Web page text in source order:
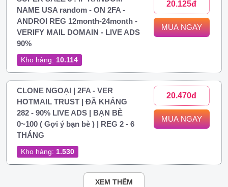
NAME USA random - ON 2FA -
ANDROI REG 12month-24month -
VERIFY MAIL DOMAIN - LIVE ADS
90%
Kho hàng: 10.114
20.125đ
MUA NGAY
CLONE NGOẠI | 2FA - VER
HOTMAIL TRUST | ĐÃ KHÁNG
282 - 90% LIVE ADS | BẠN BÈ
0~100 ( Gợi ý bạn bè ) | REG 2 - 6
THÁNG
Kho hàng: 1.530
20.470đ
MUA NGAY
XEM THÊM